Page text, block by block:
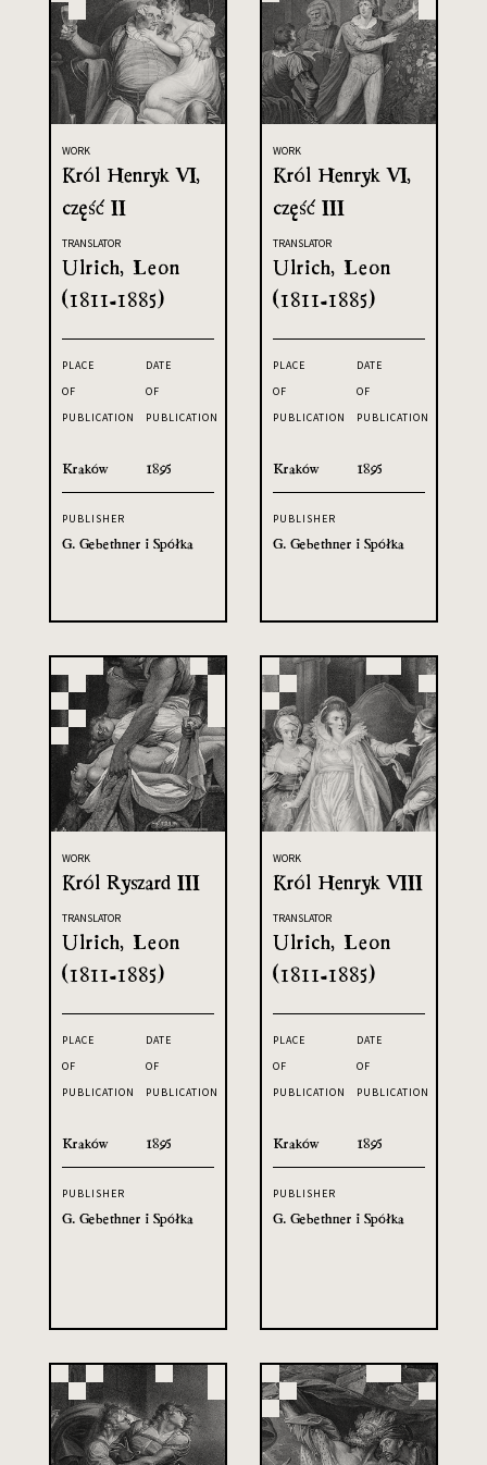
WORK
Król Henryk VI,
część II
TRANSLATOR
Ulrich, Leon
(1811-1885)
PLACE
OF
PUBLICATION
Kraków
DATE
OF
PUBLICATION
1895
PUBLISHER
G. Gebethner i Spółka
WORK
Król Henryk VI,
część III
TRANSLATOR
Ulrich, Leon
(1811-1885)
PLACE
OF
PUBLICATION
Kraków
DATE
OF
PUBLICATION
1895
PUBLISHER
G. Gebethner i Spółka
WORK
Król Ryszard III
TRANSLATOR
Ulrich, Leon
(1811-1885)
PLACE
OF
PUBLICATION
Kraków
DATE
OF
PUBLICATION
1895
PUBLISHER
G. Gebethner i Spółka
WORK
Król Henryk VIII
TRANSLATOR
Ulrich, Leon
(1811-1885)
PLACE
OF
PUBLICATION
Kraków
DATE
OF
PUBLICATION
1895
PUBLISHER
G. Gebethner i Spółka